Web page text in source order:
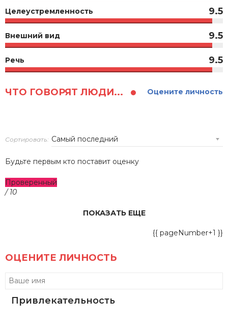
Целеустремленность 9.5
Внешний вид 9.5
Речь 9.5
ЧТО ГОВОРЯТ ЛЮДИ... Оцените личность
Сортировать:
Будьте первым кто поставит оценку
Проверенный
/ 10
ПОКАЗАТЬ ЕЩЕ
{{ pageNumber+1 }}
ОЦЕНИТЕ ЛИЧНОСТЬ
Привлекательность